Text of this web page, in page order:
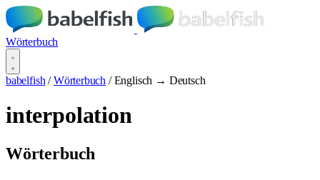
Wörterbuch
babelfish / Wörterbuch / Englisch → Deutsch
interpolation
Wörterbuch